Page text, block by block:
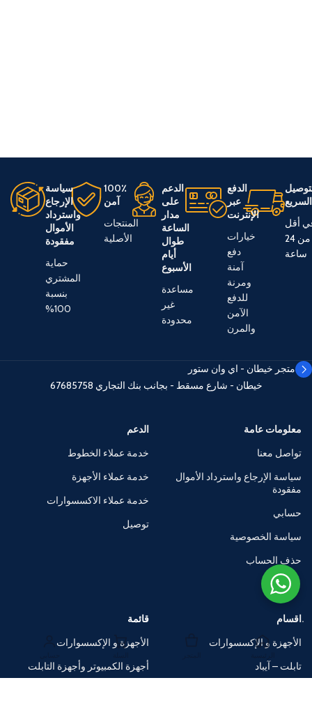
السريع
أقل
من 24
ساعة
الدفع
عبر
الإنترنت
خيارات
دفع
آمنة
ومرنة
للدفع
الآمن
والمرن
الدعم
على
مدار
الساعة
طوال
أيام
الأسبوع
مساعدة
غير
محدودة
100٪
آمن
المنتجات
الأصلية
سياسة
الإرجاع
واسترداد
الأموال
مفقودة
حماية
المشتري
بنسبة
100%
متجر خيطان - اي وان ستور
خيطان - شارع مسقط - بجانب بنك التجاري 67685758
معلومات عامة
تواصل معنا
سياسة الإرجاع واسترداد الأموال
مفقودة
حسابي
سياسة الخصوصية
حذف الحساب
الدعم
خدمة عملاء الخطوط
خدمة عملاء الأجهزة
خدمة عملاء الاكسسوارات
توصيل
اقسام
الأجهزة و الإكسسوارات
تابلت – آيباد
قائمة
الأجهزة و الإكسسوارات
أجهزة الكمبيوتر وأجهزة التابلت